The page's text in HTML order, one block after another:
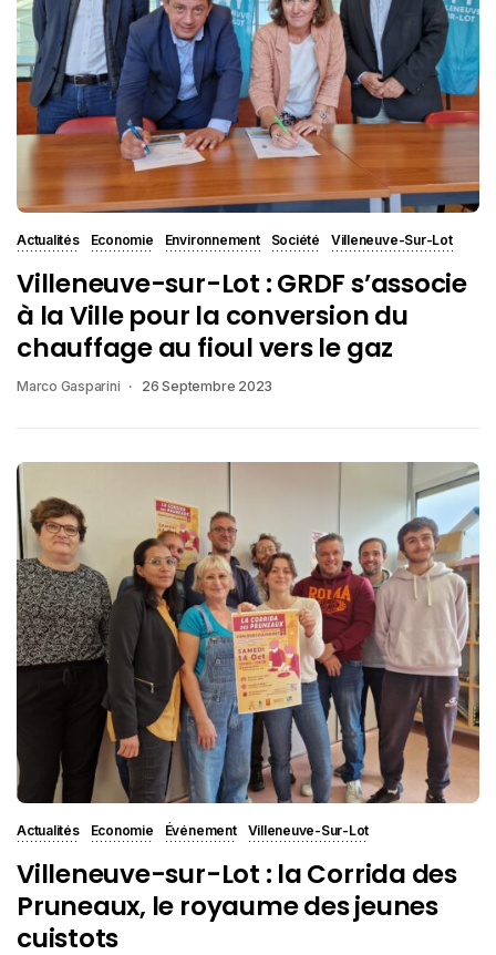
Actualités Economie Environnement Société Villeneuve-Sur-Lot
Villeneuve-sur-Lot : GRDF s’associe
à la Ville pour la conversion du
chauffage au fioul vers le gaz
Marco Gasparini 26 Septembre 2023
Actualités Economie Événement Villeneuve-Sur-Lot
Villeneuve-sur-Lot : la Corrida des
Pruneaux, le royaume des jeunes
cuistots